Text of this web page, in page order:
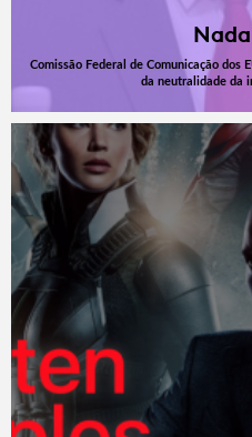
Comissão Federal de Comunicação dos
da neutralidade da